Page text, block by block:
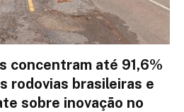
concentram até 91,6%
rodovias brasileiras e
sobre inovação no